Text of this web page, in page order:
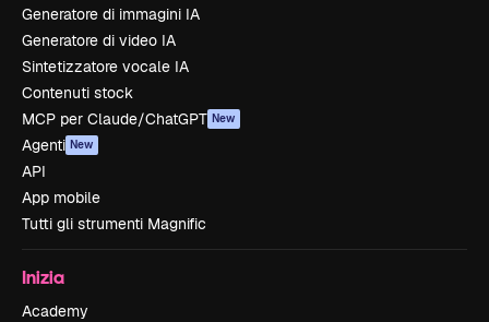
Generatore di immagini IA
Generatore di video IA
Sintetizzatore vocale IA
Contenuti stock
MCP per Claude/ChatGPT New
Agenti New
API
App mobile
Tutti gli strumenti Magnific
Inizia
Academy